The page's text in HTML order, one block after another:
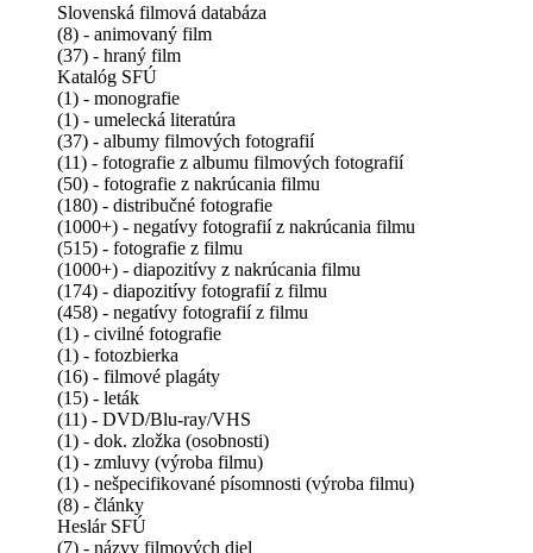
Slovenská filmová databáza
(8) - animovaný film
(37) - hraný film
Katalóg SFÚ
(1) - monografie
(1) - umelecká literatúra
(37) - albumy filmových fotografií
(11) - fotografie z albumu filmových fotografií
(50) - fotografie z nakrúcania filmu
(180) - distribučné fotografie
(1000+) - negatívy fotografií z nakrúcania filmu
(515) - fotografie z filmu
(1000+) - diapozitívy z nakrúcania filmu
(174) - diapozitívy fotografií z filmu
(458) - negatívy fotografií z filmu
(1) - civilné fotografie
(1) - fotozbierka
(16) - filmové plagáty
(15) - leták
(11) - DVD/Blu-ray/VHS
(1) - dok. zložka (osobnosti)
(1) - zmluvy (výroba filmu)
(1) - nešpecifikované písomnosti (výroba filmu)
(8) - články
Heslár SFÚ
(7) - názvy filmových diel